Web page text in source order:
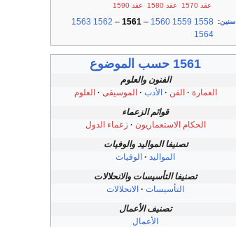
عقد 1570
عقد 1580 عقد 1590
سنين:
1558
1559
1560
–
1561
–
1562
1563
1564
1561 حسب الموضوع
الفنون والعلوم
العمارة
الفن الأدب الموسيقى
العلوم
قوائم الزعماء
الحكام الاستعماريون
زعماء الدول
تصنيفا المواليد والوفيات
المواليد
الوفيات
تصنيفا التأسيسات والانحلالات
التأسيسات
الانحلالات
تصنيف الأعمال
الأعمال